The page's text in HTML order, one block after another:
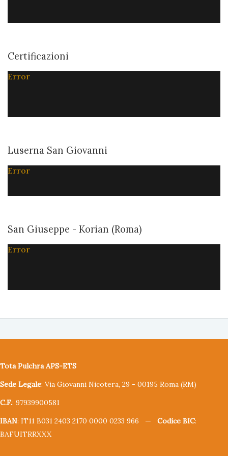
Certificazioni
Error
Luserna San Giovanni
Error
San Giuseppe - Korian (Roma)
Error
Tota Pulchra APS-ETS
Sede Legale: Via Giovanni Nicotera, 29 - 00195 Roma (RM)
C.F.: 97939900581
IBAN: IT11 B031 2403 2170 0000 0233 966 — Codice BIC:
BAFUITRRXXX